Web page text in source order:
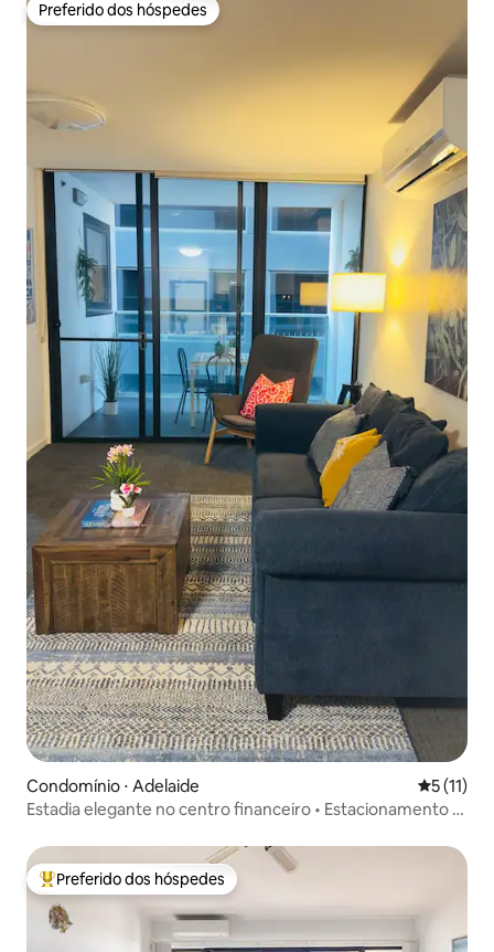
Preferido dos hóspedes
Preferido dos hóspedes
Condomínio ⋅ Adelaide 5 de uma
5 (11)
Estadia elegante no centro financeiro • Estacionamento •
Entre os melhores preferidos dos hóspedes
Preferido dos hóspedes